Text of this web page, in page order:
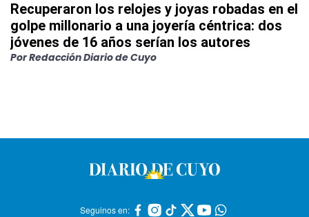
Recuperaron los relojes y joyas robadas en el
golpe millonario a una joyería céntrica: dos
jóvenes de 16 años serían los autores
PorRedacción Diario de Cuyo
Seguinos en: